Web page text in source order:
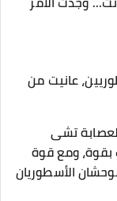
عانيت من
تشى
ومع قوة
الأسطوريان